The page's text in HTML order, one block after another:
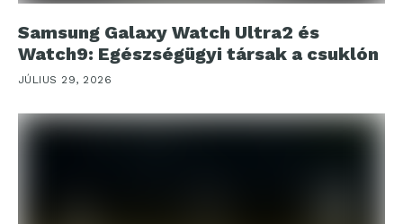
Samsung Galaxy Watch Ultra2 és
Watch9: Egészségügyi társak a csuklón
JÚLIUS 29, 2026